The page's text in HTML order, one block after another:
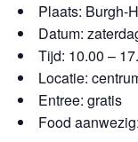
Plaats: Burgh-
Datum:
Tijd: 10.00 –
Locatie:
Entree: gratis
Food